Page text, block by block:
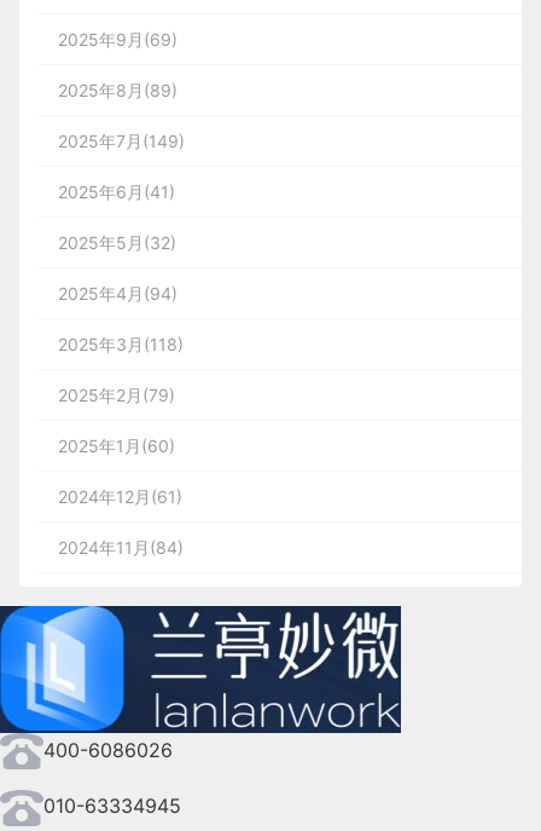
2025年9月(69)
2025年8月(89)
2025年7月(149)
2025年6月(41)
2025年5月(32)
2025年4月(94)
2025年3月(118)
2025年2月(79)
2025年1月(60)
2024年12月(61)
2024年11月(84)
2024年9月(144)
2024年8月(164)
2024年7月(107)
2024年6月(63)
400-6086026
010-63334945